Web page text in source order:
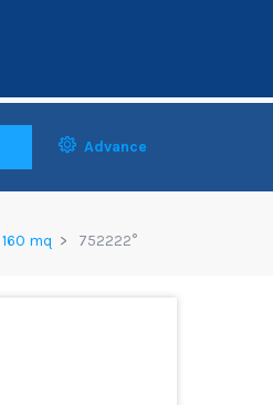
Advance
mq 752222°